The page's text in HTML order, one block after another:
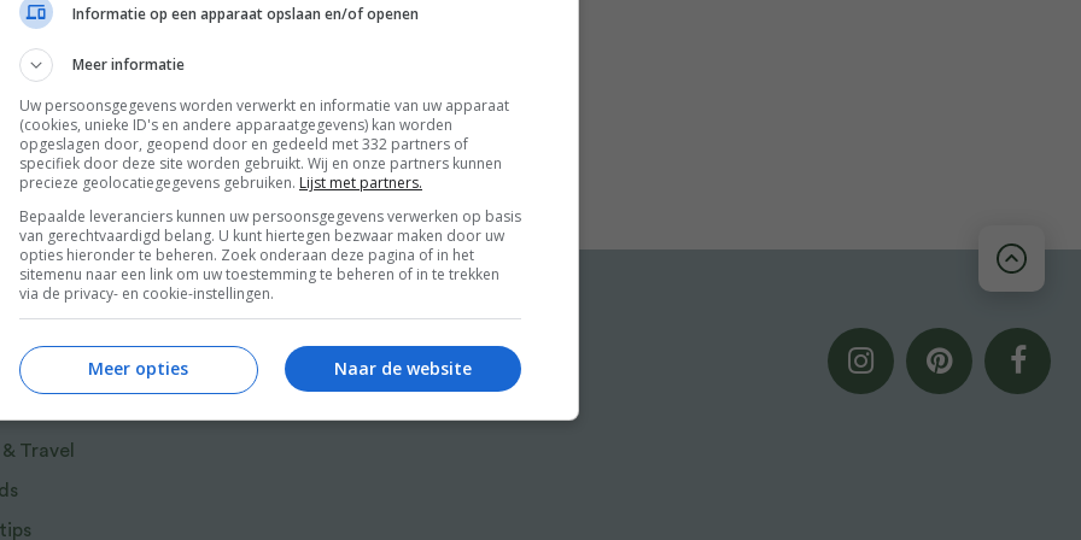
sterrenchef Dick Middelweerd kozen meer
en desserts, en niet te vergeten de
mayonaises. Van zomerse erwtensoep, de
van Guus, tot de krokante kalfssukade, de
van Dick: welk gerecht je ook kiest,
van Food and Friends
Travel
Informatie op een apparaat opslaan en/of openen
Meer informatie
Uw persoonsgegevens worden verwerkt en informatie van uw apparaat
(cookies, unieke ID's en andere apparaatgegevens) kan worden
opgeslagen door, geopend door en gedeeld met 332 partners of
specifiek door deze site worden gebruikt. Wij en onze partners kunnen
precieze geolocatiegegevens gebruiken. Lijst met partners.
Bepaalde leveranciers kunnen uw persoonsgegevens verwerken op basis
van gerechtvaardigd belang. U kunt hiertegen bezwaar maken door uw
opties hieronder te beheren. Zoek onderaan deze pagina of in het
sitemenu naar een link om uw toestemming te beheren of in te trekken
via de privacy- en cookie-instellingen.
Naar de website
Meer opties